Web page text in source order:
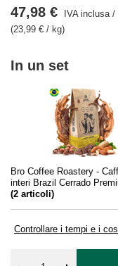
In un set
Bro Coffee Roastery -
interi Brazil Cerrado
(2 articoli)
Controllare i tempi e i
47,98 € IVA inclusa/
(23,99 € / kg)